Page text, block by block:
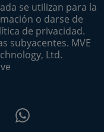
se utilizan para la
o darse de
de privacidad.
subyacentes. MVE
Ltd.